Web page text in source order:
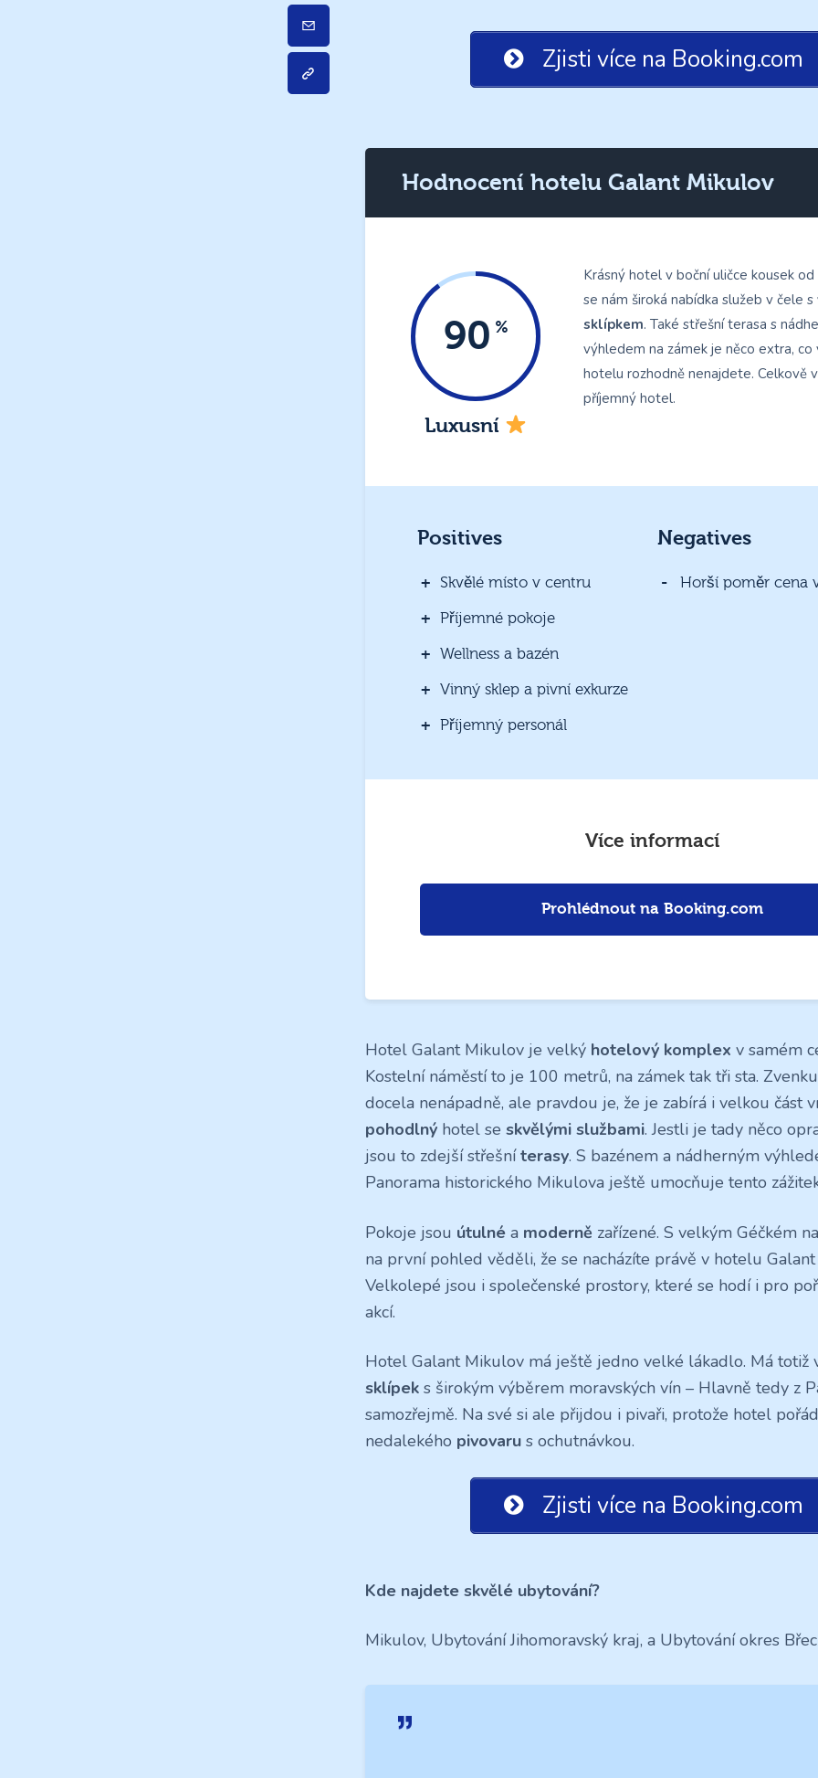
Zjisti více na Booking.com
Hodnocení hotelu Galant Mikulov
90
Luxusní
Krásný hotel v boční uličce kousek
se nám široká nabídka služeb v čele s
sklípkem. Také střešní terasa s
výhledem na zámek je něco extra, co
hotelu rozhodně nenajdete. Celkově
příjemný hotel.
Positives
Skvělé místo v centru
Příjemné pokoje
Wellness a bazén
Vinný sklep a pivní exkurze
Příjemný personál
Negatives
Horší poměr cena
Více informací
Prohlédnout na Booking.com
Hotel Galant Mikulov je velký hotelový komplex v samém
Kostelní náměstí to je 100 metrů, na zámek tak tři sta.
docela nenápadně, ale pravdou je, že je zabírá i velkou část
pohodlný hotel seskvělými službami. Jestli je tady něco
jsou to zdejší střešníterasy. S bazénem a nádherným
Panorama historického Mikulova ještě umocňuje tento
Pokoje jsou útulnéa moderně zařízené. S velkým Géčkém
na první pohled věděli, že se nacházíte právě v hotelu
Velkolepé jsou i společenské prostory, které se hodí i pro
akcí.
Hotel Galant Mikulov má ještě jedno velké lákadlo. Má totiž
sklípek s širokým výběrem moravských vín – Hlavně tedy z
samozřejmě. Na své si ale přijdou i pivaři, protože hotel
nedalekého pivovarus ochutnávkou.
Zjisti více na Booking.com
Kde najdete skvělé ubytování?
Mikulov, Ubytování Jihomoravský kraj, a Ubytování okres